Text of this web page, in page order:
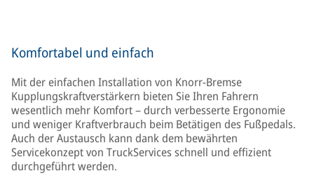
Komfortabel und einfach
Mit der einfachen Installation von Knorr-Bremse
Kupplungskraftverstärkern bieten Sie Ihren Fahrern
wesentlich mehr Komfort – durch verbesserte Ergonomie
und weniger Kraftverbrauch beim Betätigen des Fußpedals.
Auch der Austausch kann dank dem bewährten
Servicekonzept von TruckServices schnell und effizient
durchgeführt werden.